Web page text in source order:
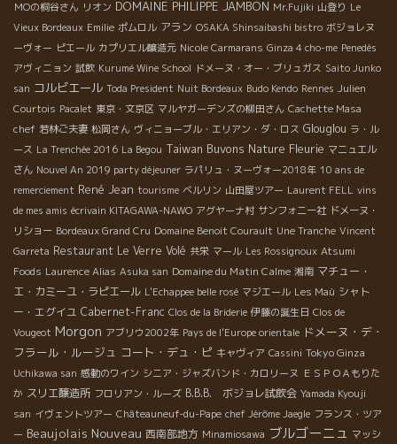
ＭОの桐谷さん リオン DOMAINE PHILIPPE JAMBON Mr.Fujiki 山登り Le
Vieux Bordeaux Emilie ポムロル アラン OSAKA Shinsaibashi bistro ボジョレヌ
ーヴォー ピエール カプリエル醸造元 Nicole Carmarans Ginza 4 cho-me Penedès
アヴィニョン 試飲 Kurumé Wine School ドメーヌ・オー・ブリュガス Saito Junko
san コルビエール Toda President Nuit Bordeaux Budo Kendo Rennes Julien
Courtois Pacalet 東京・文京区 マルヤガーデンズの柳田さん Cachette Masa
chef 若林ご夫妻 松岡さん ヴィニョーブル・エリアン・ダ・ロス Glouglou ラ・ル
ース La Trenchée 2016 La Begou Taiwan Buvons Nature Fleurie マニュエル
さん Nouvel An 2019 party déjeuner ラパリュ・ヌーヴォー2018年 10 ans de
remerciement René Jean tourisme ベルリン 山田屋ツアー Laurent FELL vins
de mes amis écrivain KITAGAWA-NAWO アグヤーナ村 サンフォニー社 ドメーヌ・
リショー Bordeaux Grand Cru Domaine Benoit Courault Une Tranche Vincent
Garreta Restaurant Le Verre Volé 共栄 マール Les Rossignoux Atsumi
Foods Laurence Alias Asuka san Domaine du Matin Calme 湘南 マチュー・
エ・カミーユ・ラピエール L'Echappee belle rosé マジエール Les Maù シャト
ー・エグイユ Cabernet-Franc Clos de la Briderie 伊藤の誕生日 Clos de
Vougeot Morgon アブリウ2002年 Pays de l'Europe orientale ドメーヌ・デ・
フラール・ルージュ コート・デュ・ピ キャヴィア Cassini Tokyo Ginza
Uchikawa san 感動のワイン シニア・ジャズバンド・カロリーヌ ＥＳＰＯＡもりた
か スリエ醸造所 フロリアン・ルーズ B.B.B. ボジョレ試飲会 Yamada Kyouji
san イヴェントツアー Châteauneuf-du-Pape chef Jérôme Jaegle フランス・ツア
ー Beaujolais Nouveau 西南部地方 Minamiosawa ブルゴーニュ マッシ